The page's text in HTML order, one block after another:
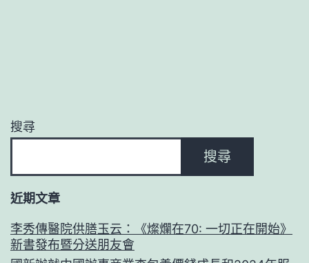
搜尋
搜尋
近期文章
李秀傳醫院供膳玉云：《燦爛在70: 一切正在開始》
新書發布暨分送朋友會